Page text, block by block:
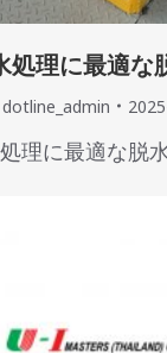
処理に最適な
dotline_admin
理に最適な脱